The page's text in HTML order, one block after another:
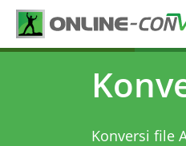
Konversi file